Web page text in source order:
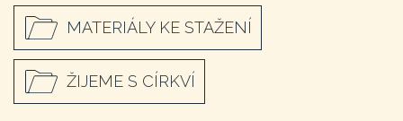
MATERIÁLY KE STAŽENÍ
ŽIJEME S CÍRKVÍ